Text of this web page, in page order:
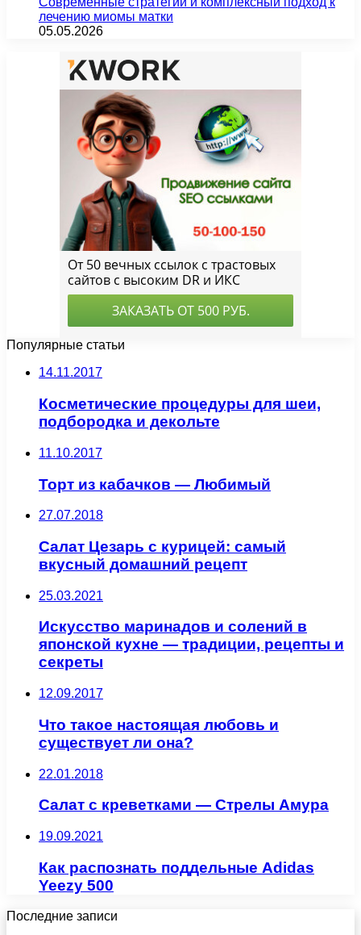
лечению миомы матки
05.05.2026
Популярные статьи
14.11.2017
Косметические процедуры для шеи,
подбородка и декольте
11.10.2017
Торт из кабачков — Любимый
27.07.2018
Салат Цезарь с курицей: самый
вкусный домашний рецепт
25.03.2021
Искусство маринадов и солений в
японской кухне — традиции, рецепты и
секреты
12.09.2017
Что такое настоящая любовь и
существует ли она?
22.01.2018
Салат с креветками — Стрелы Амура
19.09.2021
Как распознать поддельные Adidas
Yeezy 500
Последние записи